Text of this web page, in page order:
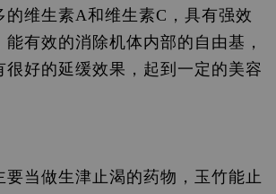
的维生素A和维生素C，具有强效
有效的消除机体内部的自由基，
很好的延缓效果，起到一定的美容
要当做生津止渴的药物，玉竹能止